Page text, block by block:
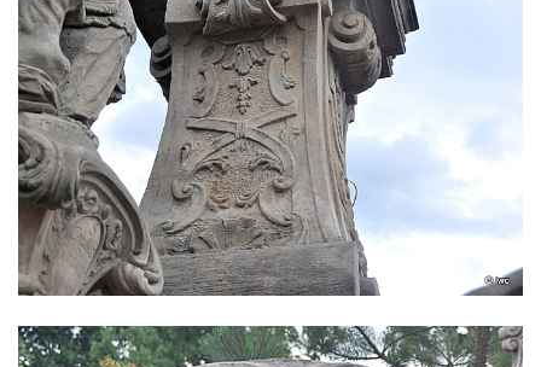
Sloup Panny Marie na Masarykově náměstí
v Hodoníně
Sloup svatého Františka Xaverského v
Krupce
Sloup svatého Václava u kostela svatých
Šimona a Judy v Lenešicích
Sloup svatého Isidora u hřbitova Šlapanice
Sloup Panny Marie na hřbitově ve Slaném
Rakovníku